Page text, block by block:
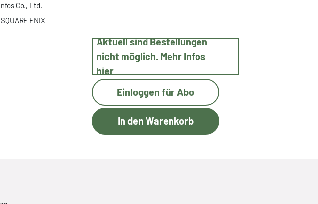
Co., Ltd.
ENIX
Aktuell sind Bestellungen
nicht möglich. Mehr Infos
hier
Einloggen für Abo